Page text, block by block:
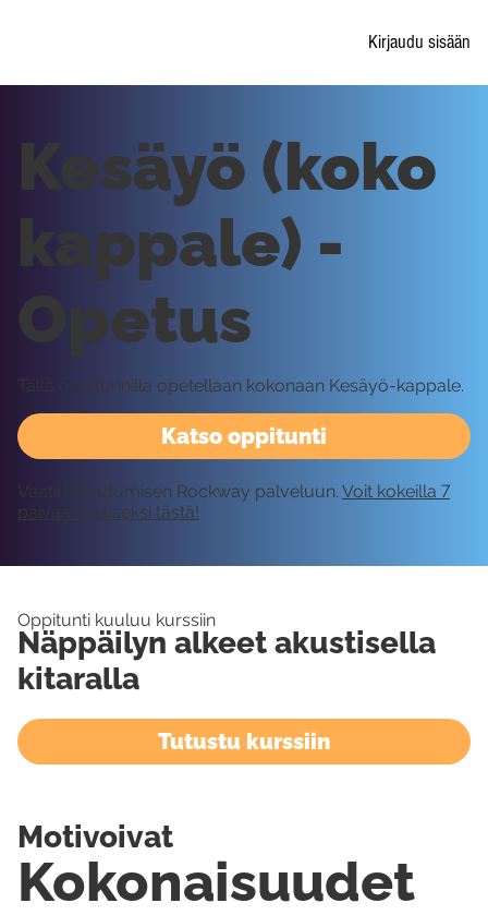
Kirjaudu sisään
Katso oppitunti
Kesäyö (koko
kappale) -
Opetus
Tällä oppitunnilla opetellaan kokonaan Kesäyö-kappale.
Vaatii kirjautumisen Rockway palveluun. Voit kokeilla 7
päivää ilmaiseksi tästä!
Oppitunti kuuluu kurssiin
Näppäilyn alkeet akustisella
kitaralla
Tutustu kurssiin
Kokonaisuudet
Motivoivat